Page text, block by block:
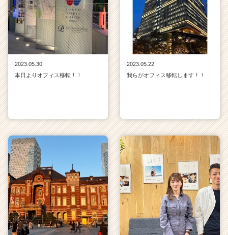
2023.05.30
本日よりオフィス移転！！
2023.05.22
我らがオフィス移転します！！